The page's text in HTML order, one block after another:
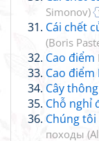
Simonov)
Cái chết
(Boris
Cao điểm
Cao điểm
Cây thông
Chỗ nghỉ
Chúng
походы (